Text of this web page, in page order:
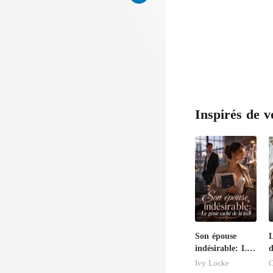
Inspirés de
Son épouse
indésirable: Le
génie caché de
Ivy Locke